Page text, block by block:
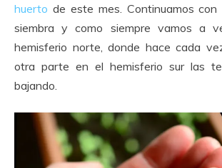
2024
huerto de este mes. Continuamos con
siembra y como siempre vamos a
hemisferio norte, donde hace cada
otra parte en el hemisferio sur las
bajando.